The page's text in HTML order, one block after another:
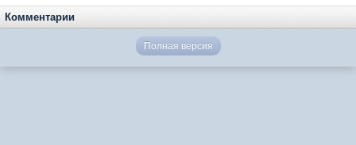
Комментарии
Полная версия